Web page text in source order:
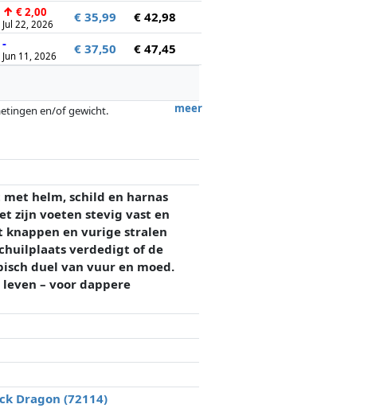
↑ € 2,00
Jul 22, 2026 € 35,99
€ 42,98
-
Jun 11, 2026 € 37,50 € 47,45
meer
en/of gewicht.
helm, schild en harnas
zijn voeten stevig vast en
en vurige stralen
verdedigt of de
duel van vuur en moed.
– voor dappere
Dragon (72114)